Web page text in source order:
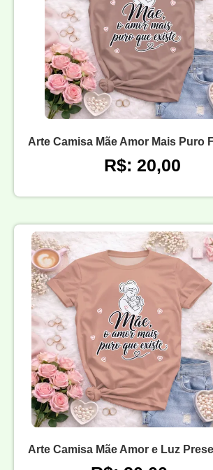
Arte Camisa Mãe Amor Mais Puro
R$: 20,00
Arte Camisa Mãe Amor e Luz